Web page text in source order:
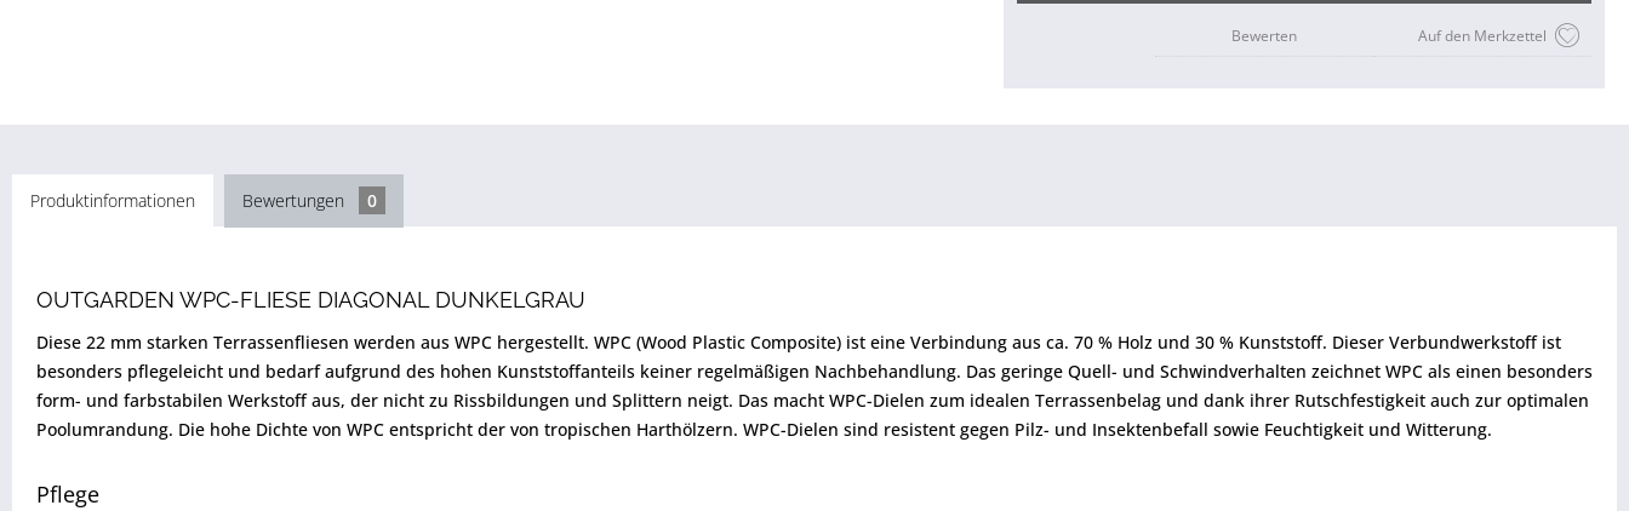
Auf den Merkzettel
Bewerten
Produktinformationen Bewertungen 0
OUTGARDEN WPC-FLIESE DIAGONAL DUNKELGRAU
Diese 22 mm starken Terrassenfliesen werden aus WPC hergestellt. WPC (Wood Plastic Composite) ist eine Verbindung aus ca. 70 % Holz und 30 % Kunststoff. Dieser Verbundwerkstoff ist
besonders pflegeleicht und bedarf aufgrund des hohen Kunststoffanteils keiner regelmäßigen Nachbehandlung. Das geringe Quell- und Schwindverhalten zeichnet WPC als einen besonders
form- und farbstabilen Werkstoff aus, der nicht zu Rissbildungen und Splittern neigt. Das macht WPC-Dielen zum idealen Terrassenbelag und dank ihrer Rutschfestigkeit auch zur optimalen
Poolumrandung. Die hohe Dichte von WPC entspricht der von tropischen Harthölzern. WPC-Dielen sind resistent gegen Pilz- und Insektenbefall sowie Feuchtigkeit und Witterung.
Pflege